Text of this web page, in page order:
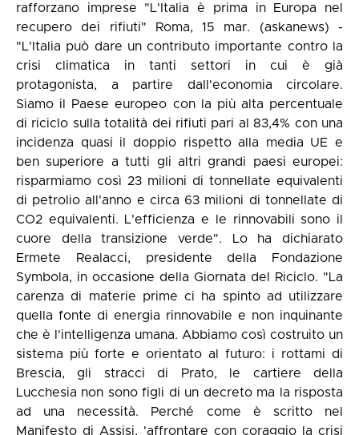
rafforzano imprese "L'Italia è prima in Europa nel
recupero dei rifiuti" Roma, 15 mar. (askanews) -
"L'Italia può dare un contributo importante contro la
crisi climatica in tanti settori in cui è già
protagonista, a partire dall'economia circolare.
Siamo il Paese europeo con la più alta percentuale
di riciclo sulla totalità dei rifiuti pari al 83,4% con una
incidenza quasi il doppio rispetto alla media UE e
ben superiore a tutti gli altri grandi paesi europei:
risparmiamo così 23 milioni di tonnellate equivalenti
di petrolio all'anno e circa 63 milioni di tonnellate di
CO2 equivalenti. L'efficienza e le rinnovabili sono il
cuore della transizione verde". Lo ha dichiarato
Ermete Realacci, presidente della Fondazione
Symbola, in occasione della Giornata del Riciclo. "La
carenza di materie prime ci ha spinto ad utilizzare
quella fonte di energia rinnovabile e non inquinante
che è l'intelligenza umana. Abbiamo così costruito un
sistema più forte e orientato al futuro: i rottami di
Brescia, gli stracci di Prato, le cartiere della
Lucchesia non sono figli di un decreto ma la risposta
ad una necessità. Perché come è scritto nel
Manifesto di Assisi, 'affrontare con coraggio la crisi